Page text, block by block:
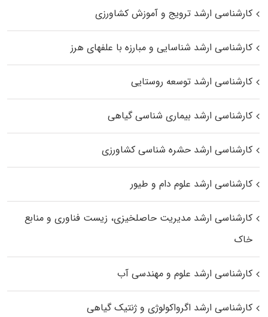
کارشناسی ارشد ترویج و آموزش کشاورزی
کارشناسی ارشد شناسایی و مبارزه با علفهای هرز
کارشناسی ارشد توسعه روستایی
کارشناسی ارشد بیماری‌ شناسی گیاهی
کارشناسی ارشد حشره‌ شناسی کشاورزی
کارشناسی ارشد علوم دام و طیور
کارشناسی ارشد مدیریت حاصلخیزی، زیست فناوری و منابع
خاک
کارشناسی ارشد علوم و مهندسی آب
کارشناسی ارشد اگرواکولوژی و ژنتیک گیاهی